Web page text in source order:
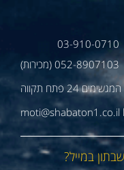
03-910-0710
052-8907103 (מכירות)
moti@shabaton1.co.il
במייל?